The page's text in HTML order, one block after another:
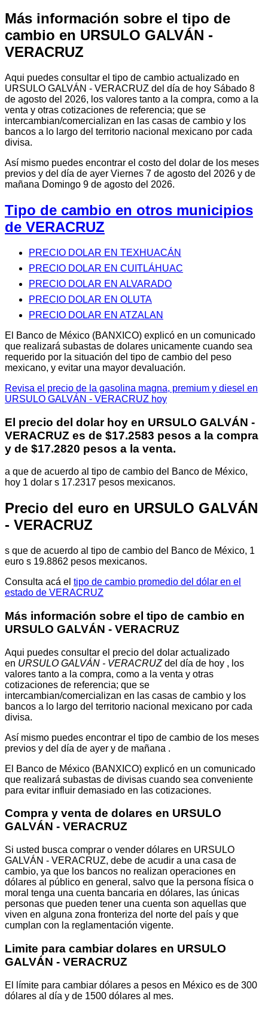
Más información sobre el tipo de
cambio en URSULO GALVÁN -
VERACRUZ
Aqui puedes consultar el tipo de cambio actualizado en
URSULO GALVÁN - VERACRUZ del día de hoy Sábado 8
de agosto del 2026, los valores tanto a la compra, como a la
venta y otras cotizaciones de referencia; que se
intercambian/comercializan en las casas de cambio y los
bancos a lo largo del territorio nacional mexicano por cada
divisa.
Así mismo puedes encontrar el costo del dolar de los meses
previos y del día de ayer Viernes 7 de agosto del 2026 y de
mañana Domingo 9 de agosto del 2026.
Tipo de cambio en otros municipios
de VERACRUZ
PRECIO DOLAR EN TEXHUACÁN
PRECIO DOLAR EN CUITLÁHUAC
PRECIO DOLAR EN ALVARADO
PRECIO DOLAR EN OLUTA
PRECIO DOLAR EN ATZALAN
El Banco de México (BANXICO) explicó en un comunicado
que realizará subastas de dolares unicamente cuando sea
requerido por la situación del tipo de cambio del peso
mexicano, y evitar una mayor devaluación.
Revisa el precio de la gasolina magna, premium y diesel en
URSULO GALVÁN - VERACRUZ hoy
El precio del dolar hoy en URSULO GALVÁN -
VERACRUZ es de $17.2583 pesos a la compra
y de $17.2820 pesos a la venta.
a que de acuerdo al tipo de cambio del Banco de México,
hoy 1 dolar s 17.2317 pesos mexicanos.
Precio del euro en URSULO GALVÁN
- VERACRUZ
s que de acuerdo al tipo de cambio del Banco de México, 1
euro s 19.8862 pesos mexicanos.
Consulta acá el tipo de cambio promedio del dólar en el
estado de VERACRUZ
Más información sobre el tipo de cambio en
URSULO GALVÁN - VERACRUZ
Aqui puedes consultar el precio del dolar actualizado
en URSULO GALVÁN - VERACRUZdel día de hoy , los
valores tanto a la compra, como a la venta y otras
cotizaciones de referencia; que se
intercambian/comercializan en las casas de cambio y los
bancos a lo largo del territorio nacional mexicano por cada
divisa.
Así mismo puedes encontrar el tipo de cambio de los meses
previos y del día de ayer y de mañana .
El Banco de México (BANXICO) explicó en un comunicado
que realizará subastas de divisas cuando sea conveniente
para evitar influir demasiado en las cotizaciones.
Compra y venta de dolares en URSULO
GALVÁN - VERACRUZ
Si usted busca comprar o vender dólares en URSULO
GALVÁN - VERACRUZ, debe de acudir a una casa de
cambio, ya que los bancos no realizan operaciones en
dólares al público en general, salvo que la persona física o
moral tenga una cuenta bancaria en dólares, las únicas
personas que pueden tener una cuenta son aquellas que
viven en alguna zona fronteriza del norte del país y que
cumplan con la reglamentación vigente.
Limite para cambiar dolares en URSULO
GALVÁN - VERACRUZ
El límite para cambiar dólares a pesos en México es de 300
dólares al día y de 1500 dólares al mes.